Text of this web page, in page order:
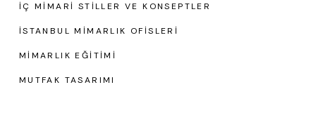
İÇ MIMARI STILLER VE KONSEPTLER
İSTANBUL MIMARLIK OFISLERI
MIMARLIK EĞITIMI
MUTFAK TASARIMI